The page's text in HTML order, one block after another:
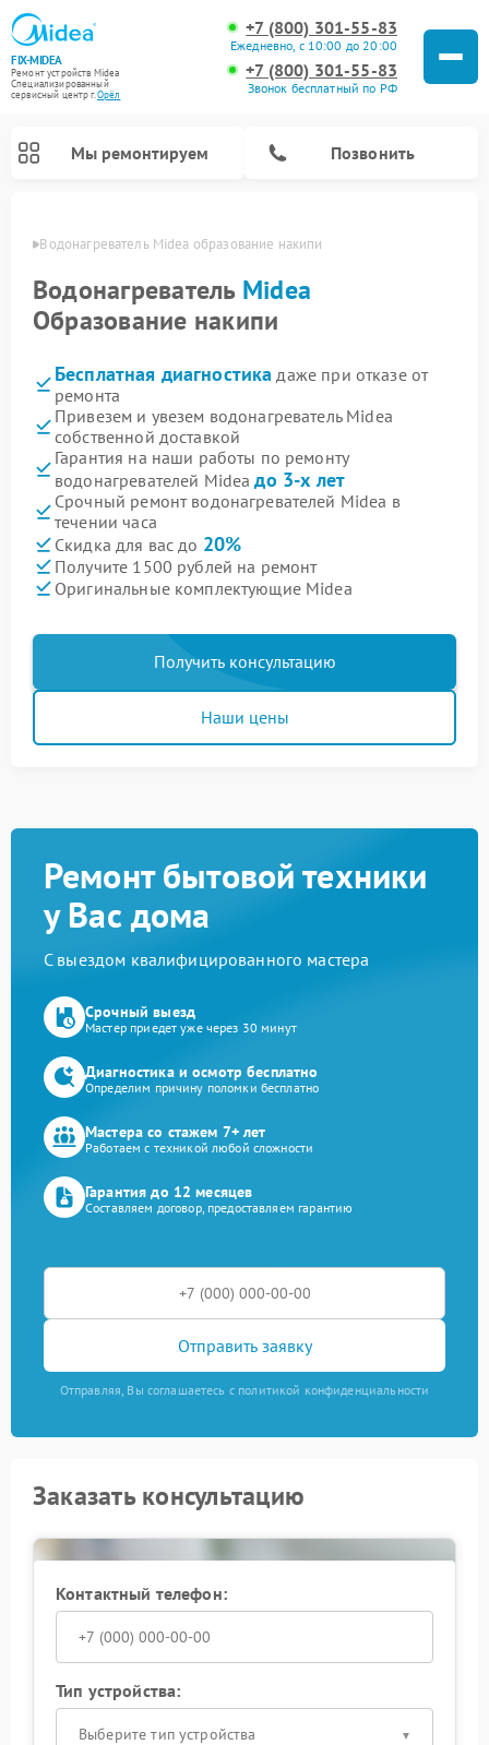
FIX-MIDEA
Ремонт устройств Midea
Специализированный
cервисный центр г.Орёл
+7 (800) 301-55-83
Ежедневно, с 10:00 до 20:00
+7 (800) 301-55-83
Звонок бесплатный по РФ
Мы ремонтируем Позвонить
Орле Водонагреватель Midea образование накипи
Водонагреватель Midea
Образование накипи
Бесплатная диагностика даже при отказе от
ремонта
Привезем и увезем водонагреватель Midea
собственной доставкой
Гарантия на наши работы по ремонту
водонагревателей Mideaдо 3-х лет
Срочный ремонт водонагревателей Midea в
течении часа
Скидка для вас до 20%
Получите 1500 рублей на ремонт
Оригинальные комплектующие Midea
Получить консультацию
Наши цены
Ремонт бытовой техники
у Вас дома
С выездом квалифицированного мастера
Срочный выезд
Мастер приедет уже через 30 минут
Диагностика и осмотр бесплатно
Определим причину поломки бесплатно
Мастера со стажем 7+ лет
Работаем с техникой любой сложности
Гарантия до 12 месяцев
Составляем договор, предоставляем гарантию
Отправить заявку
Отправляя, Вы соглашаетесь с политикой конфиденциальности
Заказать консультацию
Контактный телефон:
Тип устройства:
Выберите тип устройства